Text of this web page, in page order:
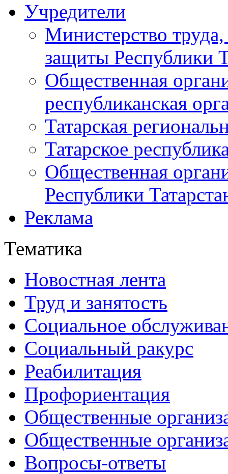
Учредители
Министерство
защиты Республики
Общественная
республиканская
Татарская
Татарское
Общественная
Республики
Реклама
Тематика
Новостная лента
Труд и занятость
Социальное
Социальный ракурс
Реабилитация
Профориентация
Общественные
Общественные
Вопросы-ответы